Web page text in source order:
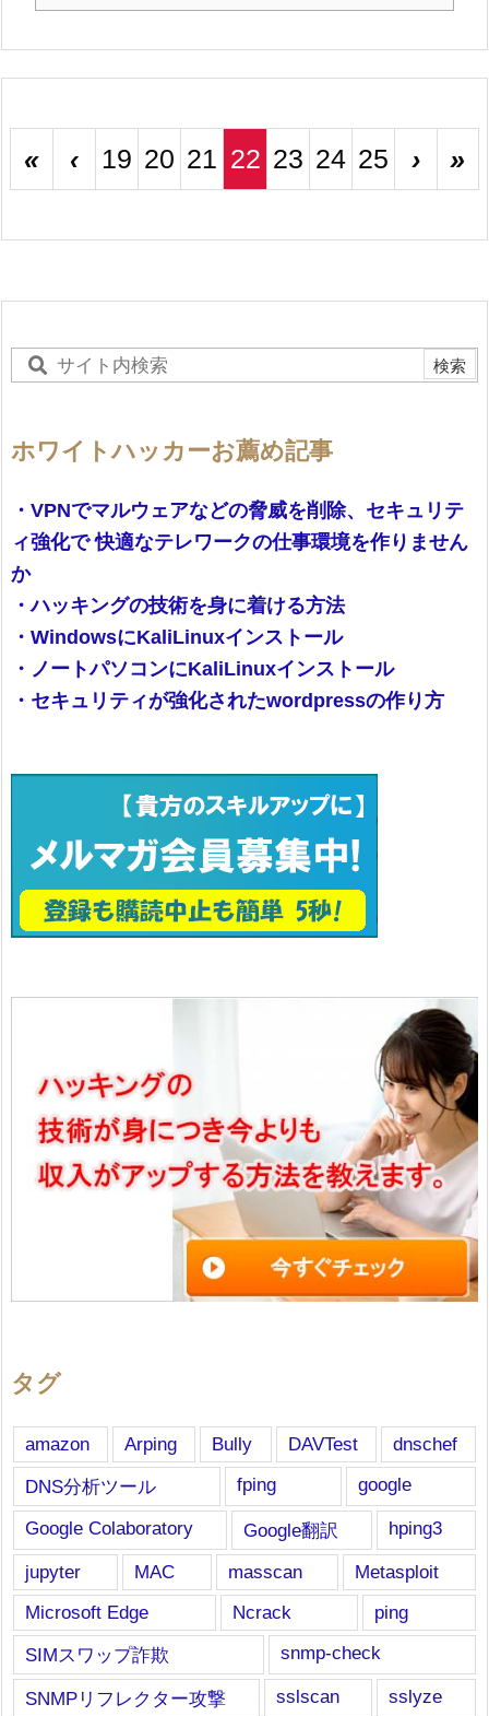
« ‹ 19 20 21 22 23 24 25 › »
ホワイトハッカーお薦め記事
・VPNでマルウェアなどの脅威を削除、セキュリテ
ィ強化で 快適なテレワークの仕事環境を作りません
か
・ハッキングの技術を身に着ける方法
・WindowsにKaliLinuxインストール
・ノートパソコンにKaliLinuxインストール
・セキュリティが強化されたwordpressの作り方
タグ
amazon Arping Bully DAVTest
dnschef
DNS分析ツール
fping
google
Google Colaboratory
Google翻訳
hping3
jupyter
MAC masscan
Metasploit
Microsoft Edge
Ncrack
ping
SIMスワップ詐欺
snmp-check
SNMPリフレクター攻撃 sslscan
sslyze